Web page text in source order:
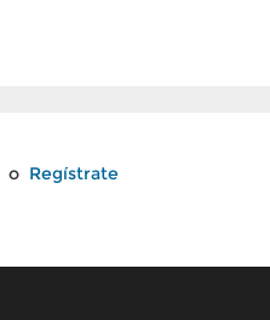
o Regístrate